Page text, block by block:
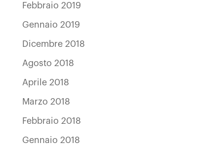
Febbraio 2019
Gennaio 2019
Dicembre 2018
Agosto 2018
Aprile 2018
Marzo 2018
Febbraio 2018
Gennaio 2018